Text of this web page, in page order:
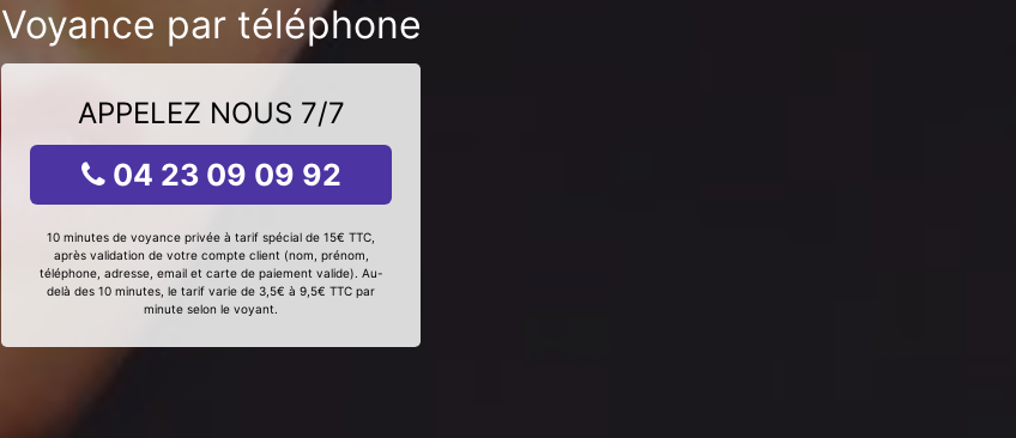
Voyance par téléphone
APPELEZ NOUS 7/7
04 23 09 09 92
10 minutes de voyance privée à tarif spécial de 15€ TTC,
après validation de votre compte client (nom, prénom,
téléphone, adresse, email et carte de paiement valide). Au-
delà des 10 minutes, le tarif varie de 3,5€ à 9,5€ TTC par
minute selon le voyant.